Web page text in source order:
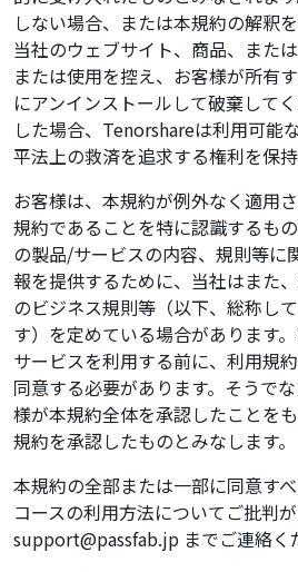
しない場合、または本規約の解釈
当社のウェブサイト、商品、また
または使用を控え、お客様が所有
にアンインストールして破棄して
した場合、Tenorshareは利用可能
平法上の救済を追求する権利を保持
お客様は、本規約が例外なく適用
規約であることを特に認識するも
の製品/サービスの内容、規則等に
報を提供するために、当社はまた
のビジネス規則等（以下、総称し
す）を定めている場合があります
サービスを利用する前に、利用規
同意する必要があります。そうで
様が本規約全体を承認したことを
規約を承認したものとみなします。
本規約の全部または一部に同意す
コースの利用方法についてご批判が
support@passfab.jp までご連絡く